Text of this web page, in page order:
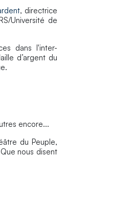
, directrice
Université de
dans l'inter-
d’argent du
encore...
du Peuple,
nous disent